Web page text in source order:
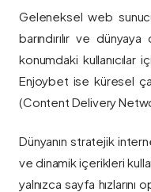
Geleneksel web
barındırılır ve
konumdaki kullanıcılar
Enjoybet ise küresel
(Content Delivery
Dünyanın stratejik
ve dinamik içerikleri
yalnızca sayfa